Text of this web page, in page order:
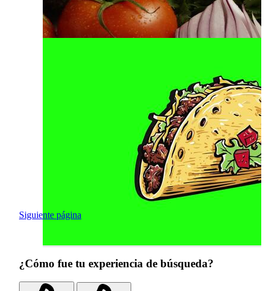
Siguiente página
¿Cómo fue tu experiencia de búsqueda?